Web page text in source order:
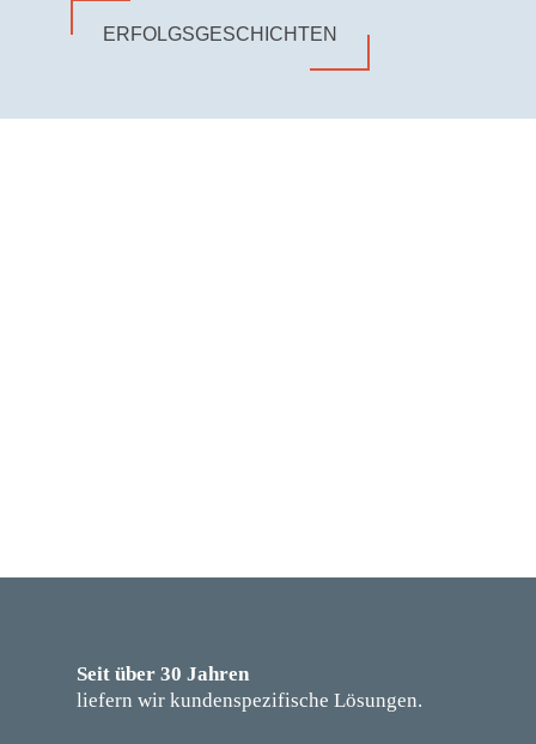
ERFOLGSGESCHICHTEN
Seit über 30 Jahren
liefern wir kundenspezifische Lösungen.